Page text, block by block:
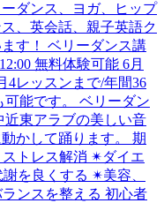
ダンス、ヨガ、ヒップ
、英会話、親子英語ク
す！ ベリーダンス講
無料体験可能 6月
4レッスンまで/年間36
能です。 ベリーダン
近東アラブの美しい音
かして踊ります。 期
トレス解消 ✴ダイエ
を良くする ✴美容、
ンスを整える 初心者